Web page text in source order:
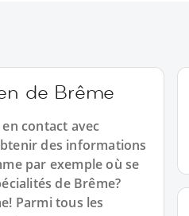
de Brême
contact avec
des informations
par exemple où se
de Brême?
Parmi tous les